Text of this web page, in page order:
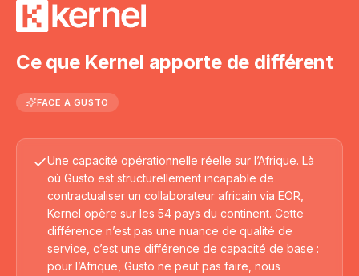
Ce que Kernel apporte de différent
FACE À GUSTO
Une capacité opérationnelle réelle sur l’Afrique. Là
où Gusto est structurellement incapable de
contractualiser un collaborateur africain via EOR,
Kernel opère sur les 54 pays du continent. Cette
différence n’est pas une nuance de qualité de
service, c’est une différence de capacité de base :
pour l’Afrique, Gusto ne peut pas faire, nous